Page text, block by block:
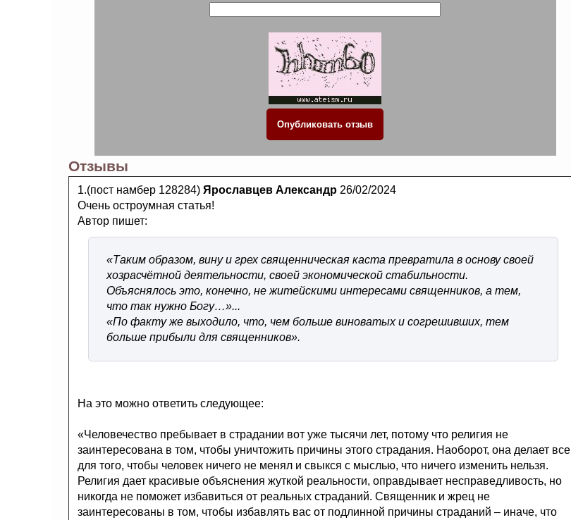
Отзывы
1.(пост намбер 128284) Ярославцев Александр 26/02/2024
Очень остроумная статья!
Автор пишет:
«Таким образом, вину и грех священническая каста превратила в основу своей
хозрасчётной деятельности, своей экономической стабильности.
Объяснялось это, конечно, не житейскими интересами священников, а тем,
что так нужно Богу…»...
«По факту же выходило, что, чем больше виноватых и согрешивших, тем
больше прибыли для священников».
На это можно ответить следующее:
«Человечество пребывает в страдании вот уже тысячи лет, потому что религия не
заинтересована в том, чтобы уничтожить причины этого страдания. Наоборот, она делает все
для того, чтобы человек ничего не менял и свыкся с мыслью, что ничего изменить нельзя.
Религия дает красивые объяснения жуткой реальности, оправдывает несправедливость, но
никогда не поможет избавиться от реальных страданий. Священник и жрец не
заинтересованы в том, чтобы избавлять вас от подлинной причины страданий – иначе, что